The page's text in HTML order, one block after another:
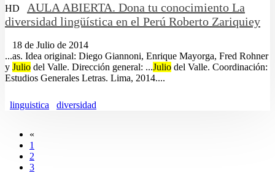
HD
AULA ABIERTA. Dona tu conocimiento La
diversidad lingüística en el Perú Roberto Zariquiey
18 de Julio de 2014
...as. Idea original: Diego Giannoni, Enrique Mayorga, Fred Rohner
y Julio del Valle. Dirección general: ...Julio del Valle. Coordinación:
Estudios Generales Letras. Lima, 2014....
linguistica diversidad
«
1
2
3